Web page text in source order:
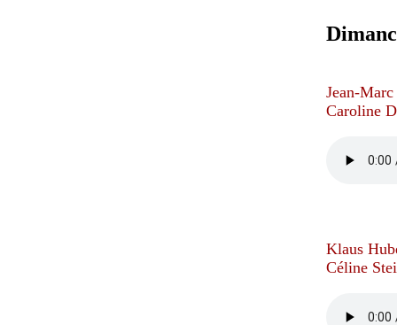
Jean-
Caroline
Klaus
Céline